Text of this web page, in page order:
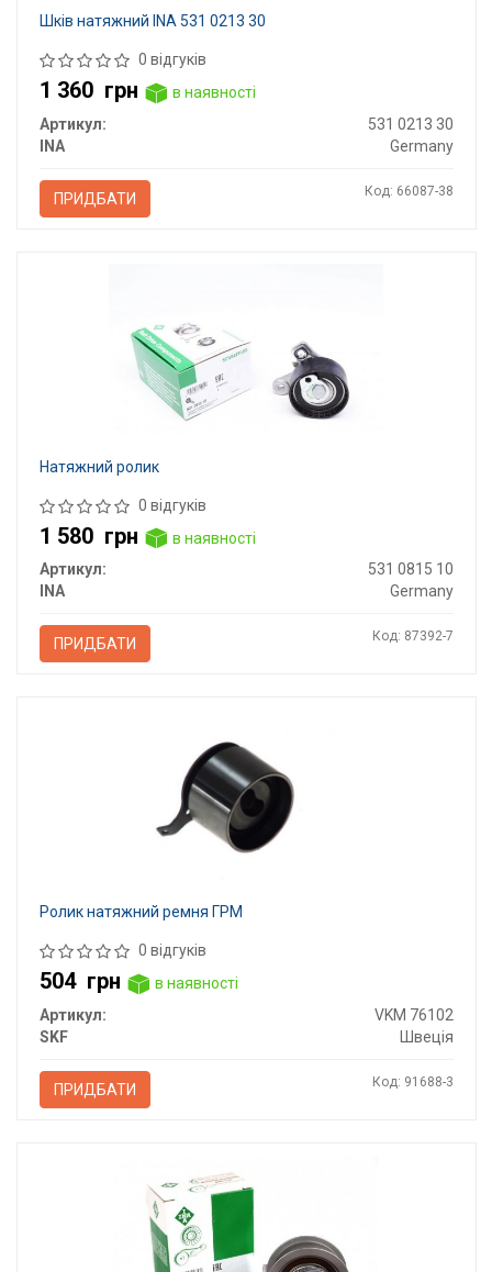
Шків натяжний INA 531 0213 30
0 відгуків
1 360 грн
в наявності
Артикул:
531 0213 30
INA
Germany
ПРИДБАТИ Код: 66087-38
Натяжний ролик
0 відгуків
1 580 грн
в наявності
Артикул:
531 0815 10
INA
Germany
ПРИДБАТИ Код: 87392-7
Ролик натяжний ремня ГРМ
0 відгуків
504 грн
в наявності
Артикул:
VKM 76102
SKF
Швеція
ПРИДБАТИ Код: 91688-3